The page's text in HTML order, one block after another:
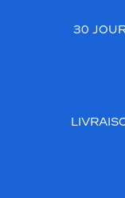
30